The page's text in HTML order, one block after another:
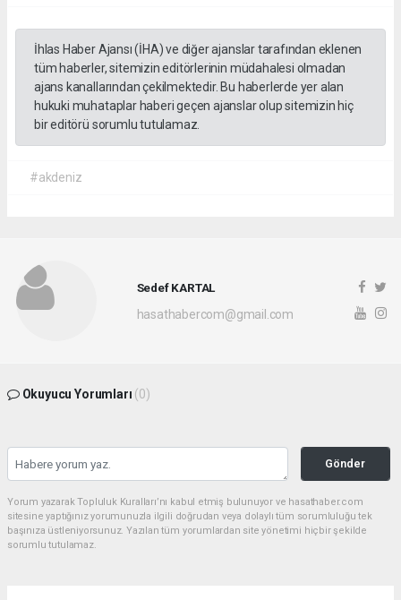
İhlas Haber Ajansı (İHA) ve diğer ajanslar tarafından eklenen
tüm haberler, sitemizin editörlerinin müdahalesi olmadan
ajans kanallarından çekilmektedir. Bu haberlerde yer alan
hukuki muhataplar haberi geçen ajanslar olup sitemizin hiç
bir editörü sorumlu tutulamaz.
#akdeniz
Sedef KARTAL
hasathabercom@gmail.com
Okuyucu Yorumları (0)
Gönder
Yorum yazarak Topluluk Kuralları’nı kabul etmiş bulunuyor ve hasathaber.com
sitesine yaptığınız yorumunuzla ilgili doğrudan veya dolaylı tüm sorumluluğu tek
başınıza üstleniyorsunuz. Yazılan tüm yorumlardan site yönetimi hiçbir şekilde
sorumlu tutulamaz.